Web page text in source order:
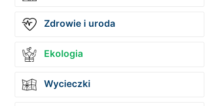
Zdrowie i uroda
Ekologia
Wycieczki